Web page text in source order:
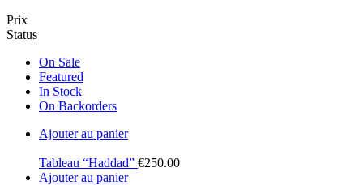
Prix
Status
On Sale
Featured
In Stock
On Backorders
Ajouter au panier
Tableau “Haddad” €250.00
Ajouter au panier